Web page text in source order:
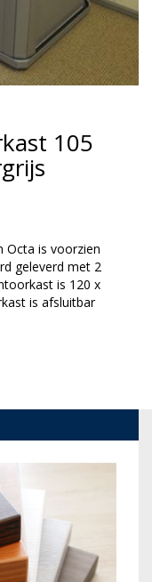
105
Octa is voorzien
geleverd met 2
is 120 x
is afsluitbar